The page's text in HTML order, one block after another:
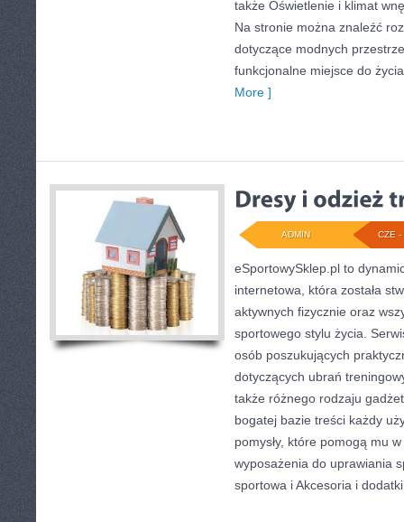
także Oświetlenie i klimat
Na stronie można znaleźć
dotyczące modnych
funkcjonalne miejsce do
More ]
CZE -
ADMIN
eSportowySklep.pl to
internetowa, która została
aktywnych fizycznie oraz
sportowego stylu życia.
osób poszukujących
dotyczących ubrań
także różnego rodzaju
bogatej bazie treści każdy
pomysły, które pomogą mu
wyposażenia do uprawiania
sportowa i Akcesoria i